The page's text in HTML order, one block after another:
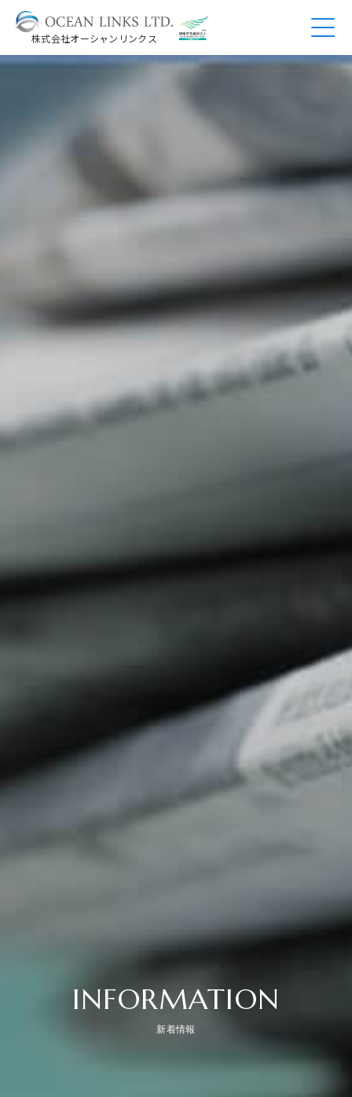
株式会社オーシャンリンクス
INFORMATION
新着情報